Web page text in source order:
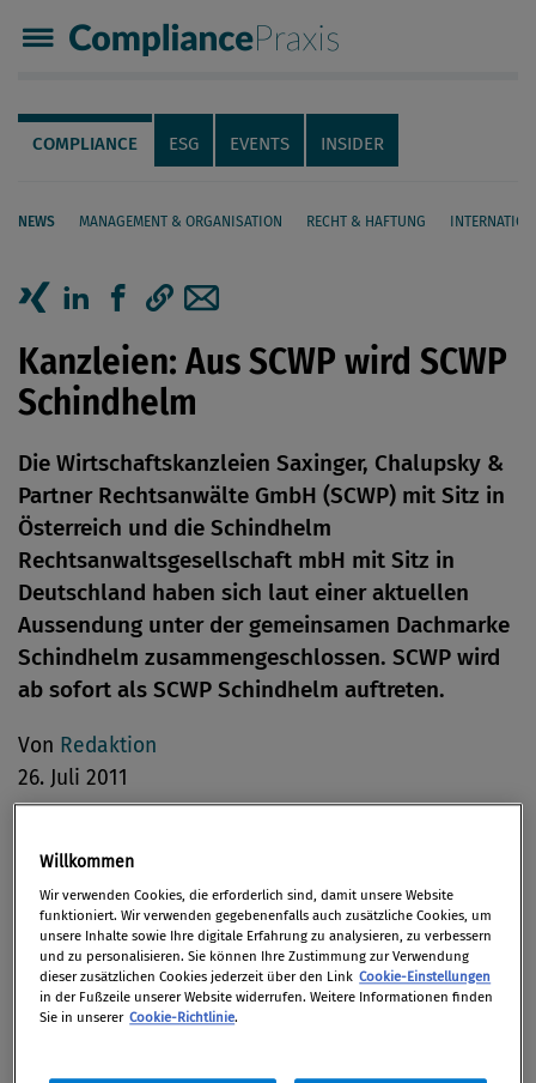
Compliance Praxis
Servicenavigation
Navigation
COMPLIANCE ESG EVENTS INSIDER
NEWS MANAGEMENT & ORGANISATION RECHT & HAFTUNG
Seiteninhalt
Artikel auf Xing teilen
Artikel auf linkedIn teilen
Artikel auf Facebook teilen
Artikellink kopieren
Artikel per Mail teilen
Kanzleien: Aus SCWP wird SCWP
Schindhelm
Die Wirtschaftskanzleien Saxinger, Chalupsky &
Partner Rechtsanwälte GmbH (SCWP) mit Sitz in
Österreich und die Schindhelm
Rechtsanwaltsgesellschaft mbH mit Sitz in
Deutschland haben sich laut einer aktuellen
Aussendung unter der gemeinsamen Dachmarke
Schindhelm zusammengeschlossen. SCWP wird
ab sofort als SCWP Schindhelm auftreten.
Von Redaktion
26. Juli 2011
Willkommen
Wir verwenden Cookies, die erforderlich sind, damit unsere Website
funktioniert. Wir verwenden gegebenenfalls auch zusätzliche Cookies, um
unsere Inhalte sowie Ihre digitale Erfahrung zu analysieren, zu verbessern
und zu personalisieren. Sie können Ihre Zustimmung zur Verwendung
dieser zusätzlichen Cookies jederzeit über den Link Cookie-Einstellungen
in der Fußzeile unserer Website widerrufen. Weitere Informationen finden
Sie in unserer Cookie-Richtlinie.